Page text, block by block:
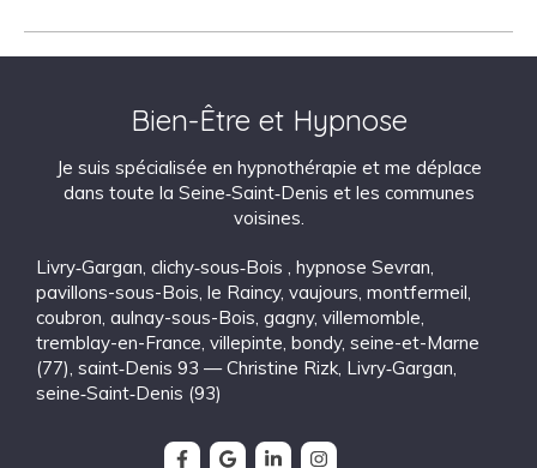
Bien-Être et Hypnose
Je suis spécialisée en hypnothérapie et me déplace
dans toute la Seine‑Saint‑Denis et les communes
voisines.
Livry‑Gargan clichy‑sous‑Bois hypnose Sevran
pavillons-sous-Bois le Raincy, vaujours montfermeil
coubron aulnay-sous-Bois gagny, villemomble
tremblay-en-France villepinte bondy, seine-et-Marne
(77) saint‑Denis 93 — Christine Rizk, Livry‑Gargan
seine‑Saint‑Denis (93)